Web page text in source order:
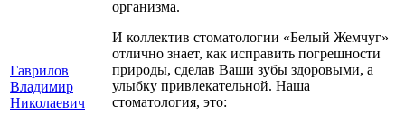
Гаврилов
Владимир
Николаевич
организма.
И коллектив стоматологии «Белый Жемчуг»
отлично знает, как исправить погрешности
природы, сделав Ваши зубы здоровыми, а
улыбку привлекательной. Наша
стоматология, это: